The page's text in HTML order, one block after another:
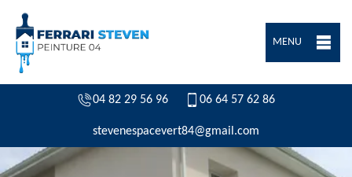
MENU
04 82 29 56 96 06 64 57 62 86
stevenespacevert84@gmail.com